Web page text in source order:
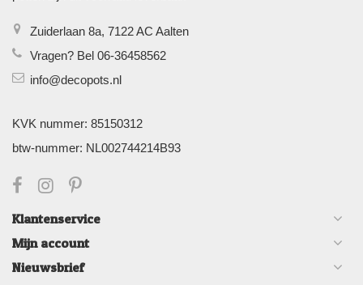
Zuiderlaan 8a, 7122 AC Aalten
Vragen? Bel 06-36458562
info@decopots.nl
KVK nummer: 85150312
btw-nummer: NL002744214B93
Klantenservice
Mijn account
Nieuwsbrief